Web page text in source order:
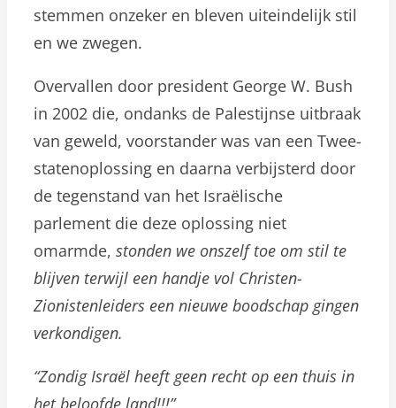
stemmen onzeker en bleven uiteindelijk stil
en we zwegen.
Overvallen door president George W. Bush
in 2002 die, ondanks de Palestijnse uitbraak
van geweld, voorstander was van een Twee-
statenoplossing en daarna verbijsterd door
de tegenstand van het Israëlische
parlement die deze oplossing niet
omarmde, stonden we onszelf toe om stil te
blijven terwijl een handje vol Christen-
Zionistenleiders een nieuwe boodschap gingen
verkondigen.
“Zondig Israël heeft geen recht op een thuis in